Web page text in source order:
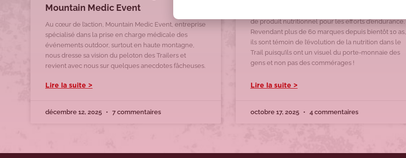
Mountain Medic Event
Au cœur de l’action, Mountain Medic Event, entreprise
spécialisé dans la prise en charge médicale des
événements outdoor, surtout en haute montagne,
nous dresse sa vision du peloton des Trailers et
revient avec nous sur quelques anecdotes fâcheuses.
Lire la suite >
décembre 12, 2025 7 commentaires
de produit nutritionnel pour les efforts d’endurance.
Revendant plus de 60 marques depuis bientôt 10 as,
ils sont témoin de l’évolution de la nutrition dans le
Trail puisqu’ils ont un visuel du porte-monnaie des
gens et non pas des commérages !
Lire la suite >
octobre 17, 2025 4 commentaires